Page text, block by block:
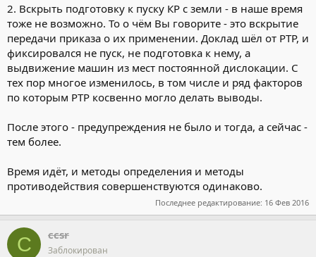
2. Вскрыть подготовку к пуску КР с земли - в наше время
тоже не возможно. То о чём Вы говорите - это вскрытие
передачи приказа о их применении. Доклад шёл от РТР, и
фиксировался не пуск, не подготовка к нему, а
выдвижение машин из мест постоянной дислокации. С
тех пор многое изменилось, в том числе и ряд факторов
по которым РТР косвенно могло делать выводы.
После этого - предупреждения не было и тогда, а сейчас -
тем более.
Время идёт, и методы определения и методы
противодействия совершенствуются одинаково.
Последнее редактирование: 16 Фев 2016
C ccsr
Заблокирован